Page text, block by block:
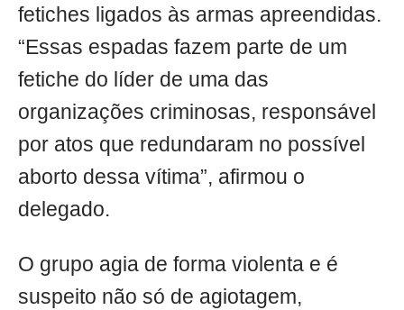
fetiches ligados às armas apreendidas.
“Essas espadas fazem parte de um
fetiche do líder de uma das
organizações criminosas, responsável
por atos que redundaram no possível
aborto dessa vítima”, afirmou o
delegado.
O grupo agia de forma violenta e é
suspeito não só de agiotagem,